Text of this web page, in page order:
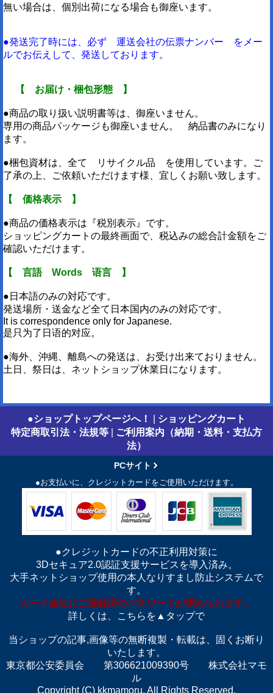
無い場合は、個別出荷になる場合も御座います。
●発送完了時には、必ず 運送会社の伝票ナンバー をメー
ルでお伝えして、発送しております。
【 お届け・梱包形態 】
●商品の取り扱い説明書等は、御座いません。
専用の商品パッケージも御座いません。 納品書のみになり
ます。
●梱包資材は、全て リサイクル品 を使用しています。ご
了承の上、ご依頼いただけます様、宜しくお願い致します。
【 価格表示 】
●商品の価格表示は『税別表示』です。
ショッピングカートの最終画面で、税込みの総合計金額をご
確認いただけます。
【 言語 Words 语言 】
●日本語のみの対応です。
発送場所・送金など全て日本国内のみの対応です。
It is correspondence only for Japanese.
是只为了日语的对应。
●海外、沖縄、離島への発送は、お受け出来ておりません。
土日、祭日は、ネットショップ休業日になります。
●ショップトップページへ！
ショッピングカート
特定商取引法・法規等
ご利用案内（納期・送料・支払方
法）
PCサイト
●お支払いに、クレジットカードをご使用いただけます。
●クレジットカードの不正利用対策に
3Dセキュア2.0認証支援サービスを導入済み。
大手ネットショップ使用の本人なりすまし防止システムで
す。
カード会社にご登録済のパスワードが求められます。
詳しくは、こちらを▲タップで
当ショップの記事,画像等の無断複製・転載は、固くお断り
いたします。
東京都公安委員会 第306621009390号 株式会社マモ
ル
Copyright (C) kkmamoru. All Rights Reserved.